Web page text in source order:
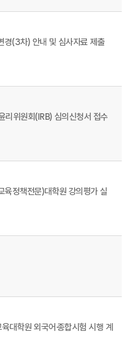
경(3차) 안내 및 심사자료 제출
리위원회(IRB) 심의신청서 접수
정책전문)대학원 강의평가 실
대학원 외국어·종합시험 시행 계